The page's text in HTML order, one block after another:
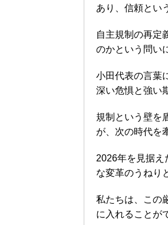
あり、信頼とい
自主規制の再定
のかという問い
小田代表の言葉
深い危惧と強い
規制という壁を
が、次の時代を
2026年を見据え
な変革のうねり
私たちは、この
に入れることが